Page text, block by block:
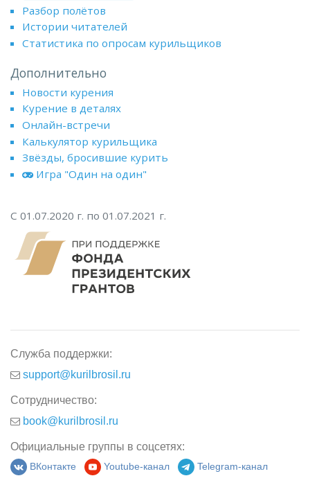
Разбор полётов
Истории читателей
Статистика по опросам курильщиков
Дополнительно
Новости курения
Курение в деталях
Онлайн-встречи
Калькулятор курильщика
Звёзды, бросившие курить
Игра "Один на один"
С 01.07.2020 г. по 01.07.2021 г.
Служба поддержки:
support@kurilbrosil.ru
Сотрудничество:
book@kurilbrosil.ru
Официальные группы в соцсетях:
ВКонтакте Youtube-канал Telegram-канал